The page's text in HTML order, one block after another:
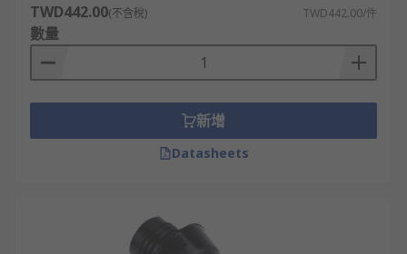
TWD442.00(不含稅) TWD442.00/件
數量
新增
Datasheets